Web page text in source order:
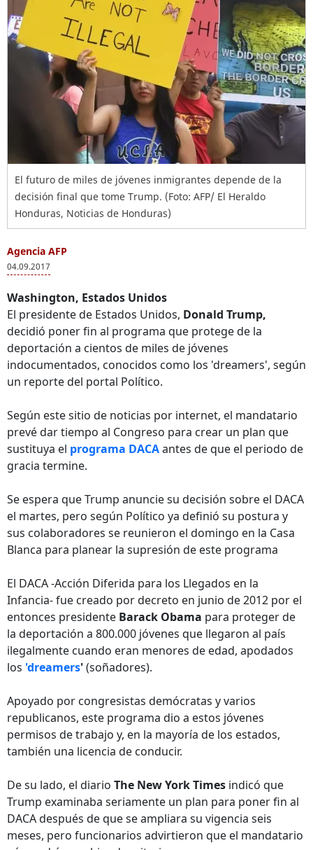
El futuro de miles de jóvenes inmigrantes depende de la
decisión final que tome Trump. (Foto: AFP/ El Heraldo
Honduras, Noticias de Honduras)
Agencia AFP
04.09.2017
Washington, Estados Unidos
El presidente de Estados Unidos, Donald Trump,
decidió poner fin al programa que protege de la
deportación a cientos de miles de jóvenes
indocumentados, conocidos como los 'dreamers', según
un reporte del portal Político.
Según este sitio de noticias por internet, el mandatario
prevé dar tiempo al Congreso para crear un plan que
sustituya el programa DACAantes de que el periodo de
gracia termine.
Se espera que Trump anuncie su decisión sobre el DACA
el martes, pero según Político ya definió su postura y
sus colaboradores se reunieron el domingo en la Casa
Blanca para planear la supresión de este programa
El DACA -Acción Diferida para los Llegados en la
Infancia- fue creado por decreto en junio de 2012 por el
entonces presidente Barack Obama para proteger de
la deportación a 800.000 jóvenes que llegaron al país
ilegalmente cuando eran menores de edad, apodados
los 'dreamers'(soñadores).
Apoyado por congresistas demócratas y varios
republicanos, este programa dio a estos jóvenes
permisos de trabajo y, en la mayoría de los estados,
también una licencia de conducir.
De su lado, el diario The New York Times indicó que
Trump examinaba seriamente un plan para poner fin al
DACA después de que se ampliara su vigencia seis
meses, pero funcionarios advirtieron que el mandatario